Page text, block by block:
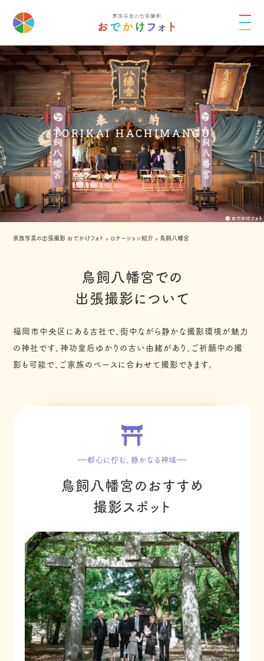
TORIKAI HACHIMANGU
家族写真の出張撮影 おでかけフォト › ロケーション紹介 › 鳥飼八幡宮
鳥飼八幡宮での
出張撮影について
福岡市中央区にある古社で、街中ながら静かな撮影環境が魅力
の神社です。神功皇后ゆかりの古い由緒があり、ご祈願中の撮
影も可能で、ご家族のペースに合わせて撮影できます。
都心に佇む、静かなる神域
鳥飼八幡宮のおすすめ
撮影スポット